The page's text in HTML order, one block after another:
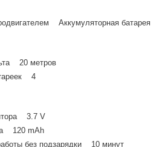
Аккумуляторная батарея
20 метров
4
3.7 V
120 mAh
без подзарядки 10 минут